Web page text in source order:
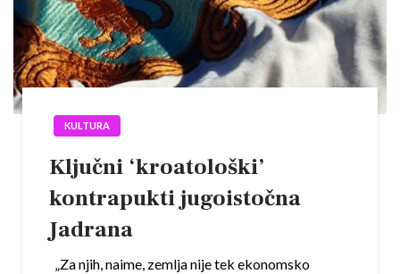
KULTURA
Ključni ‘kroatološki’
kontrapukti jugoistočna
Jadrana
„Za njih, naime, zemlja nije tek ekonomsko